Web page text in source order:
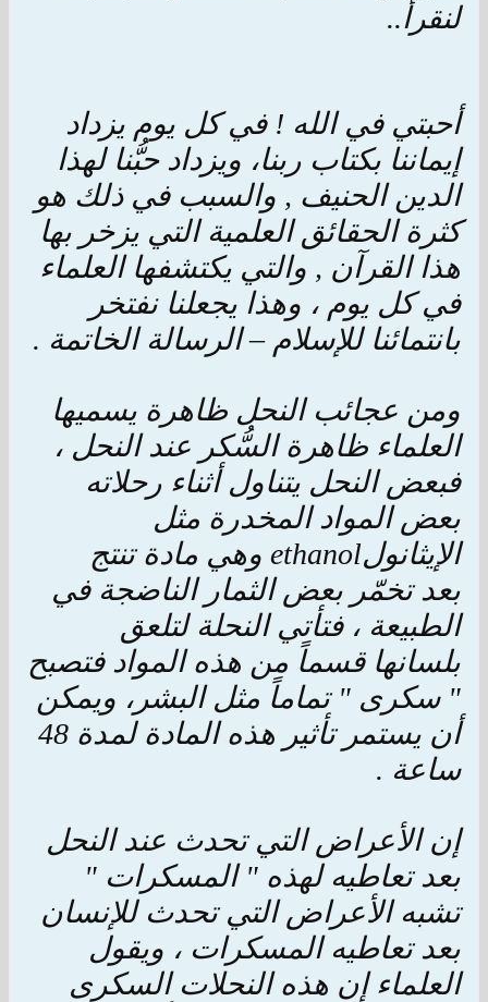
لنقرأ..
أحبتي في الله ! في كل يوم يزداد
إيماننا بكتاب ربنا، ويزداد حبُّنا لهذا
الدين الحنيف , والسبب في ذلك هو
كثرة الحقائق العلمية التي يزخر بها
هذا القرآن , والتي يكتشفها العلماء
في كل يوم ، وهذا يجعلنا نفتخر
بانتمائنا للإسلام – الرسالة الخاتمة .
ومن عجائب النحل ظاهرة يسميها
العلماء ظاهرة السُّكر عند النحل ،
فبعض النحل يتناول أثناء رحلاته
بعض المواد المخدرة مثل
الإيثانولethanol وهي مادة تنتج
بعد تخمّر بعض الثمار الناضجة في
الطبيعة ، فتأتي النحلة لتلعق
بلسانها قسماً من هذه المواد فتصبح
" سكرى " تماماً مثل البشر، ويمكن
أن يستمر تأثير هذه المادة لمدة 48
ساعة .
إن الأعراض التي تحدث عند النحل
بعد تعاطيه لهذه " المسكرات "
تشبه الأعراض التي تحدث للإنسان
بعد تعاطيه المسكرات ، ويقول
العلماء إن هذه النحلات السكرى